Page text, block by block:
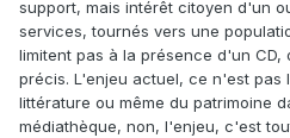
support, mais intérêt citoyen d'un
services, tournés vers une
limitent pas à la présence d'un CD,
précis. L'enjeu actuel, ce n'est pas
littérature ou même du patrimoine
médiathèque, non, l'enjeu, c'est